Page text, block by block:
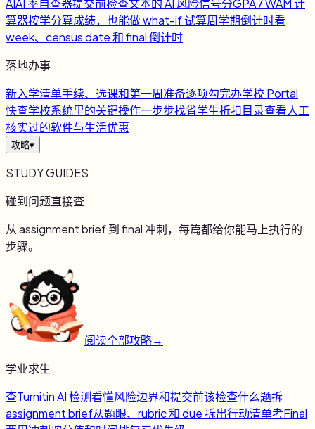
AIAI 率自查器提交前检查文本的 AI 风险信号分GPA / WAM 计
算器按学分算成绩，也能做 what-if 试算周学期倒计时看
week、census date 和 final 倒计时
落地办事
新入学清单手续、选课和第一周准备逐项勾完办学校 Portal
快查学校系统里的关键操作一步步找省学生折扣目录查看人工
核实过的软件与生活优惠
攻略▾
STUDY GUIDES
碰到问题直接查
从 assignment brief 到 final 冲刺，每篇都给你能马上执行的
步骤。
阅读全部攻略→
学业求生
查Turnitin AI 检测看懂风险边界和提交前该检查什么题拆
assignment brief从题眼、rubric 和 due 拆出行动清单考Final